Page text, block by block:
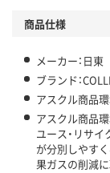
商品仕様
メーカー：日東
ブランド：
アスクル商品
アスクル商品
ユース・リサ
が分別しやす
果ガスの削減